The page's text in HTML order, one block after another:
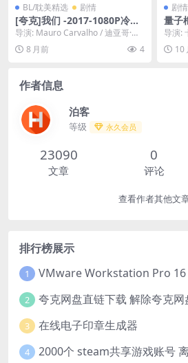
BL/耽美精选 剧情
[夸克]我们 -2017-1080P冷门
佳作-剧情/同性-[BR]
导演: Mauro Carvalho / 迪亚哥·卡
萨多 编剧: Thiago ...
8 月前 4
剧情
量子
e）-
⚛️一
见“
导演:
德 资
盘,百
10
作者信息
泊客
等级 永久会员
23090
文章
0
评论
查看作者其他文
排行榜展示
1
2 夸克网盘直链下载 解除夸克
3 在线电子印章生成器
4 2000个 steam共享游戏账号